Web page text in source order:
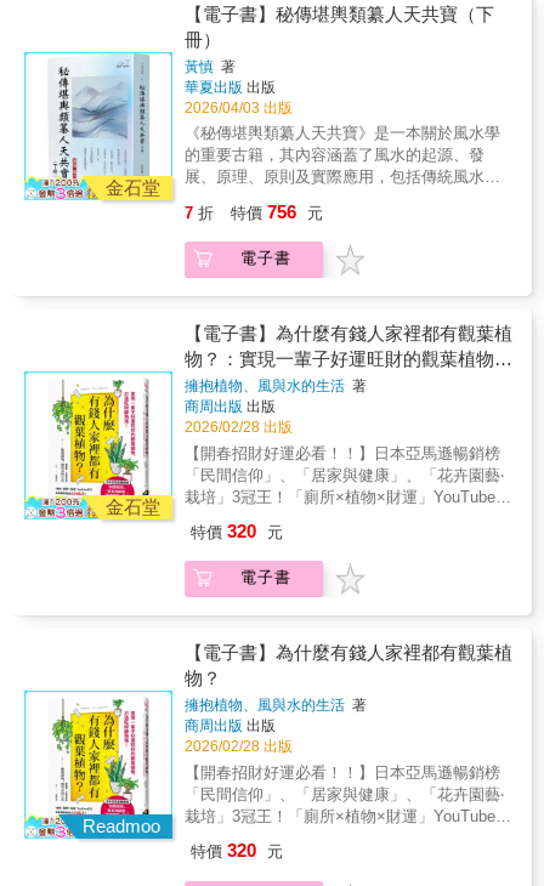
和原理，還強調山水形勢與建築佈局的協調，
地理環境與陰陽五行的配合，以及「天地人」
的三才學說。
金石堂
【電子書】秘傳堪輿類纂人天共寶（下
冊）
黃慎 著
華夏出版 出版
2026/04/03 出版
《秘傳堪輿類纂人天共寶》是一本關於風水學
的重要古籍，其內容涵蓋了風水的起源、發
展、原理、原則及實際應用，包括傳統風水、
與實踐。該書由明代黃慎仲輯錄，共十二卷，
按門類編排，內容豐富，包括「經、傳、論、
狀、書、記、篇、說、詩、賦、歌、訣、問
和原理，還強調山水形勢與建築佈局的協調，
地理環境與陰陽五行的配合，以及「天地人」
的三才學說。
7 折 特價 756 元
電子書
金石堂
【電子書】為什麼有錢人家裡都有觀葉植
物？：實現一輩子好運旺財的觀葉植物，
打造旺財綠角落！
擁抱植物、風與水的生活 著
商周出版 出版
2026/02/28 出版
【開春招財好運必看！！】日本亞馬遜暢銷榜
「民間信仰」、「居家與健康」、「花卉園藝‧
栽培」3冠王！「廁所×植物×財運」YouTube影
氣」的強大特性──調節氣場、吸引旺氣、抵擋
煞氣，任何人都可以顯著提升自己的運勢。新
手也能養，不怕黑手指。招財旺運就從小小一
運、求職運超旺‧馬拉巴栗升職加薪、生意興隆‧
香龍血樹有助於挑戰與成長，掌握財運‧虎尾蘭
發揮強力驅邪效果，守護財運‧富貴竹以積極正
面的能量獲得巨額財富 花少少的錢，從一個便
宜盆栽開始就好！ 不費時費力，每隔幾天照顧
一次！ 超簡單，水耕栽培也OK！ 買哪些？放
哪裡？怎麼養？最完整的綠植開運指南。更多
讓財運進家門的觀葉植物就在這一本！觀葉植
物的葉子，這是重點！‧葉片尖銳的觀葉植物
（如虎尾蘭、香龍血樹等）葉片末端細長尖
特價 320 元
電子書
Readmoo
【電子書】為什麼有錢人家裡都有觀葉植
物？
擁抱植物、風與水的生活 著
商周出版 出版
2026/02/28 出版
【開春招財好運必看！！】日本亞馬遜暢銷榜
「民間信仰」、「居家與健康」、「花卉園藝‧
栽培」3冠王！「廁所×植物×財運」YouTube影
氣」的強大特性──調節氣場、吸引旺氣、抵擋
煞氣，任何人都可以顯著提升自己的運勢。新
特價 320 元